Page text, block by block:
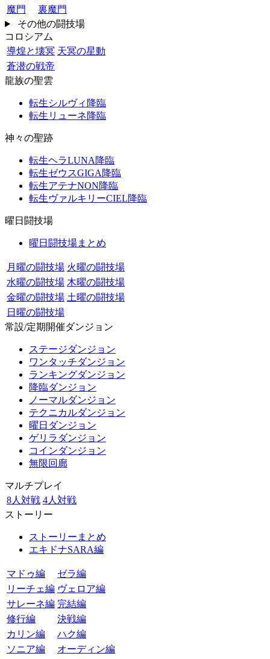
魔門
裏魔門
その他の闘技場
コロシアム
導煌と壊冥 天冥の星動
蒼潜の戦帝
龍族の聖雲
転生シルヴィ降臨
転生リューネ降臨
神々の聖跡
転生ヘラLUNA降臨
転生ゼウスGIGA降臨
転生アテナNON降臨
転生ヴァルキリーCIEL降臨
曜日闘技場
曜日闘技場まとめ
月曜の闘技場 火曜の闘技場
水曜の闘技場 木曜の闘技場
金曜の闘技場 土曜の闘技場
日曜の闘技場
常設/定期開催ダンジョン
ステージダンジョン
ワンタッチダンジョン
ランキングダンジョン
降臨ダンジョン
ノーマルダンジョン
テクニカルダンジョン
曜日ダンジョン
ゲリラダンジョン
コインダンジョン
無限回廊
マルチプレイ
8人対戦 4人対戦
ストーリー
ストーリーまとめ
エキドナSARA編
マドゥ編
ゼラ編
リーチェ編 ヴェロア編
サレーネ編 完結編
修行編
決戦編
カリン編
ハク編
ソニア編
オーディン編